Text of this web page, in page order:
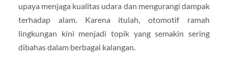
upaya menjaga kualitas udara dan mengurangi dampak
terhadap alam. Karena itulah, otomotif ramah
lingkungan kini menjadi topik yang semakin sering
dibahas dalam berbagai kalangan.